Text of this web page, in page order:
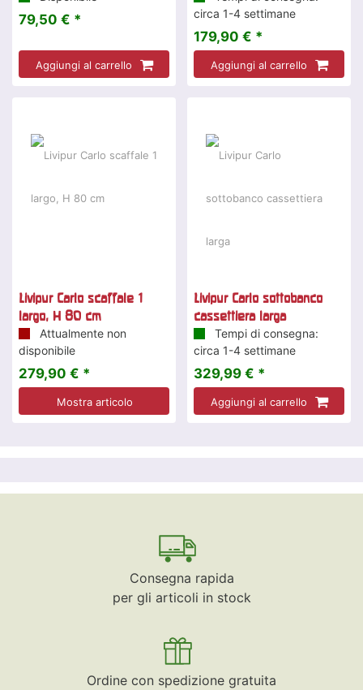
79,50 € *
Aggiungi al carrello
circa 1-4 settimane
179,90 € *
Aggiungi al carrello
Livipur Carlo scaffale 1
largo, H 80 cm
Attualmente non
disponibile
279,90 € *
Mostra articolo
Livipur Carlo sottobanco
cassettiera larga
Tempi di consegna:
circa 1-4 settimane
329,99 € *
Aggiungi al carrello
Consegna rapida
per gli articoli in stock
Ordine con spedizione gratuita